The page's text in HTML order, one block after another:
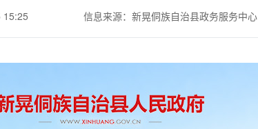
15:25 信息来源：新晃侗族自治县政务服务中心